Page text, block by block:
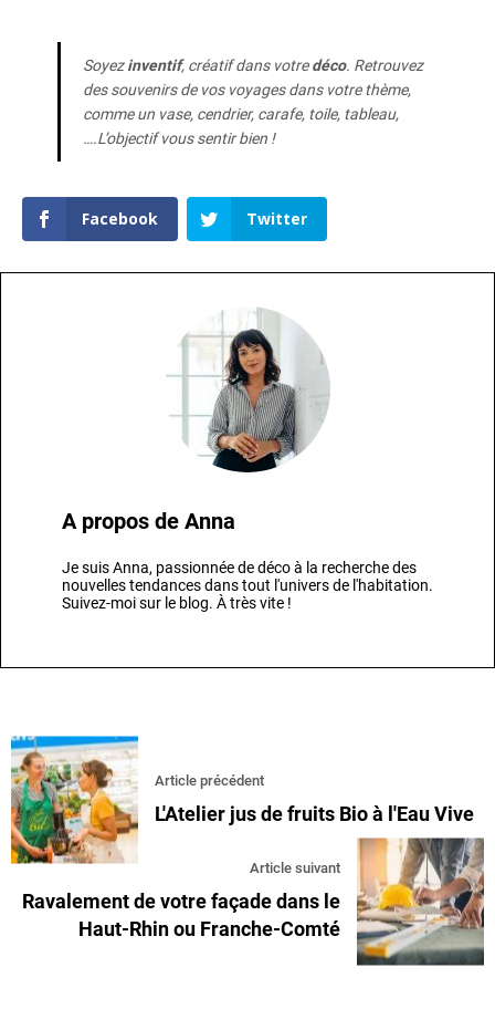
Soyezinventif, créatif dans votredéco. Retrouvez
des souvenirs de vos voyages dans votre thème,
comme un vase, cendrier, carafe, toile, tableau,
….L’objectif vous sentir bien !
Facebook Twitter
A propos de Anna
Je suis Anna, passionnée de déco à la recherche des
nouvelles tendances dans tout l'univers de l'habitation.
Suivez-moi sur le blog. À très vite !
Article précédent
L'Atelier jus de fruits Bio à l'Eau Vive
Article suivant
Ravalement de votre façade dans le
Haut-Rhin ou Franche-Comté